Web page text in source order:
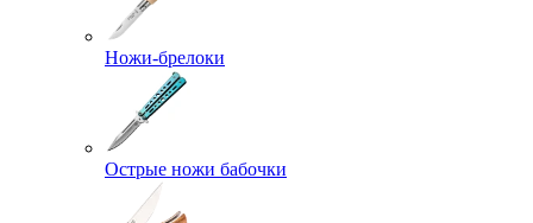
Ножи-брелоки
Острые ножи бабочки